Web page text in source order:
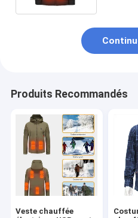
Produits Recommandés
Veste chauffée